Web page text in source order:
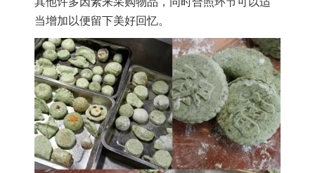
当增加以便留下美好回忆。